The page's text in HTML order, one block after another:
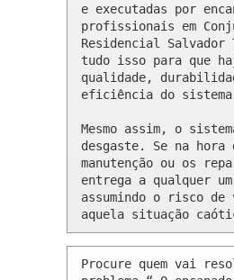
e executadas por
profissionais em
Residencial Salvador
tudo isso para que
qualidade,
eficiência do
Mesmo assim, o
desgaste. Se na
manutenção ou os
entrega a qualquer
assumindo o risco
aquela situação
Procure quem vai